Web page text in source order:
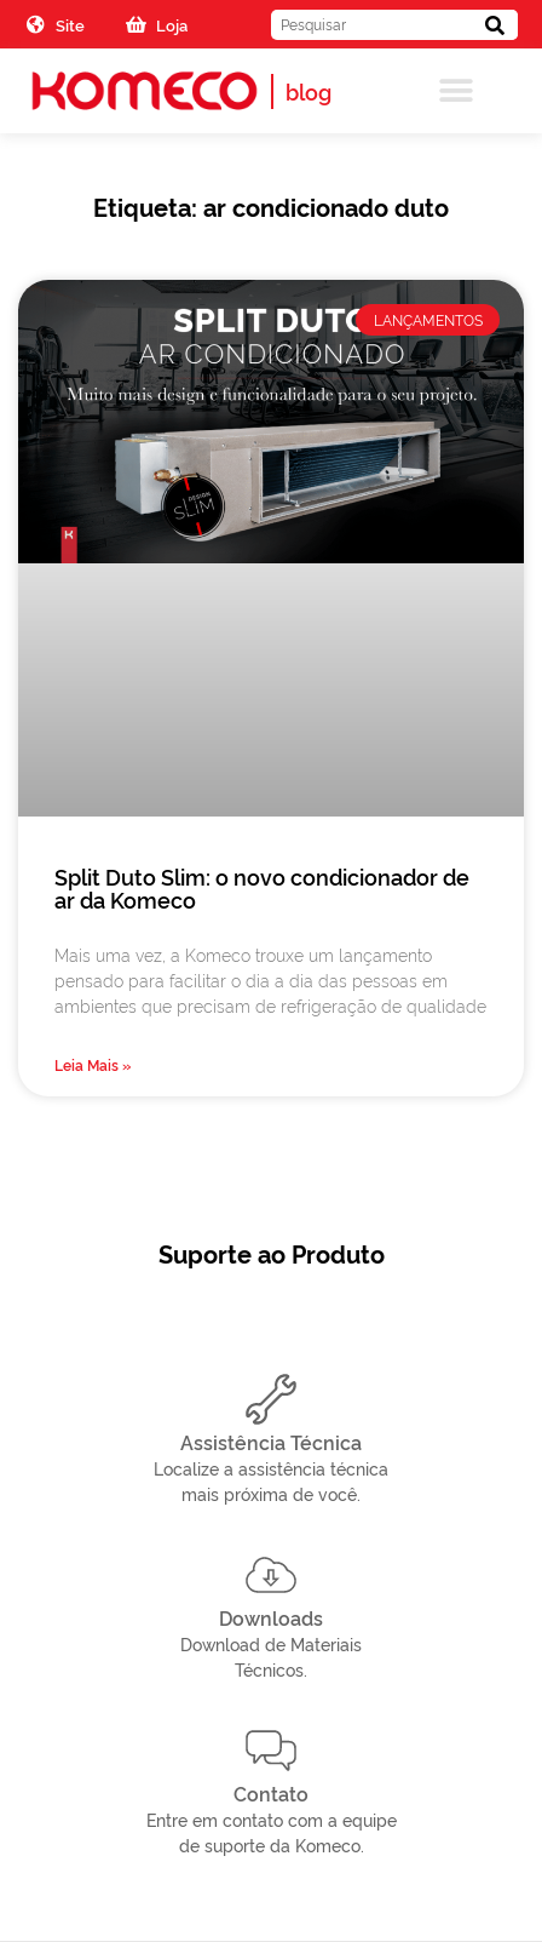
Skip to the content
Site Loja
blog
Etiqueta: ar condicionado duto
LANÇAMENTOS
Split Duto Slim: o novo condicionador de
ar da Komeco
Mais uma vez, a Komeco trouxe um lançamento
pensado para facilitar o dia a dia das pessoas em
ambientes que precisam de refrigeração de qualidade
Leia Mais »
Suporte ao Produto
Assistência Técnica
Localize a assistência técnica
mais próxima de você.
Downloads
Download de Materiais
Técnicos.
Contato
Entre em contato com a equipe
de suporte da Komeco.